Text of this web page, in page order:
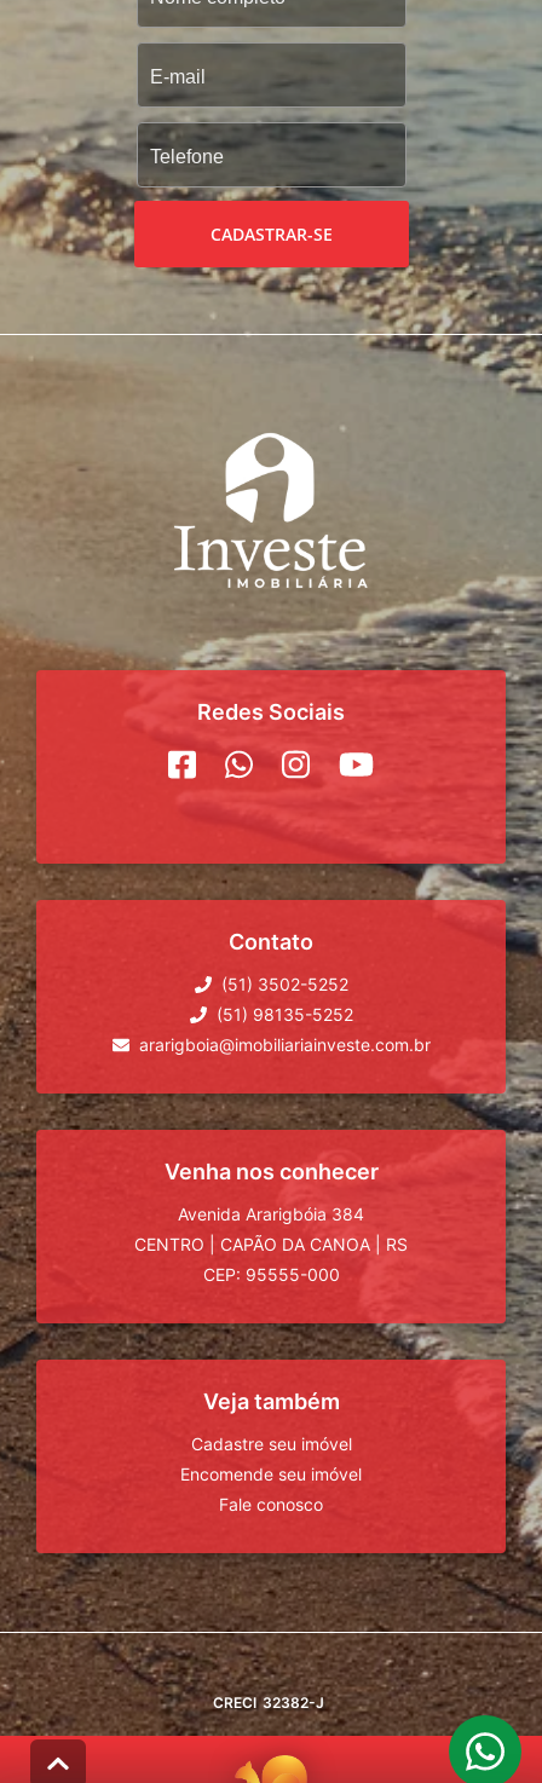
CADASTRAR-SE
Redes Sociais
Contato
(51) 3502-5252
(51) 98135-5252
ararigboia@imobiliariainveste.com.br
Venha nos conhecer
Avenida Ararigbóia 384
CENTRO
CAPÃO DA CANOA
RS
CEP: 95555-000
Veja também
Cadastre seu imóvel
Encomende seu imóvel
Fale conosco
CRECI 32382-J